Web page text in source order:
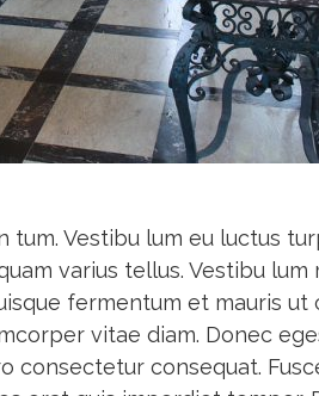
Vestibu lum eu luctus
varius tellus. Vestibu lum
fermentum et mauris ut
vitae diam. Donec
consectetur consequat.